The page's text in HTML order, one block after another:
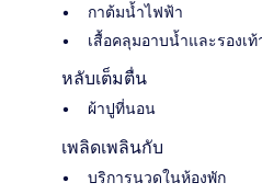
กาต้มน้ำไฟฟ้า
เสื้อคลุมอาบน้ำและรองเ
หลับเต็มตื่น
ผ้าปูที่นอน
เพลิดเพลินกับ
บริการนวดในห้องพัก